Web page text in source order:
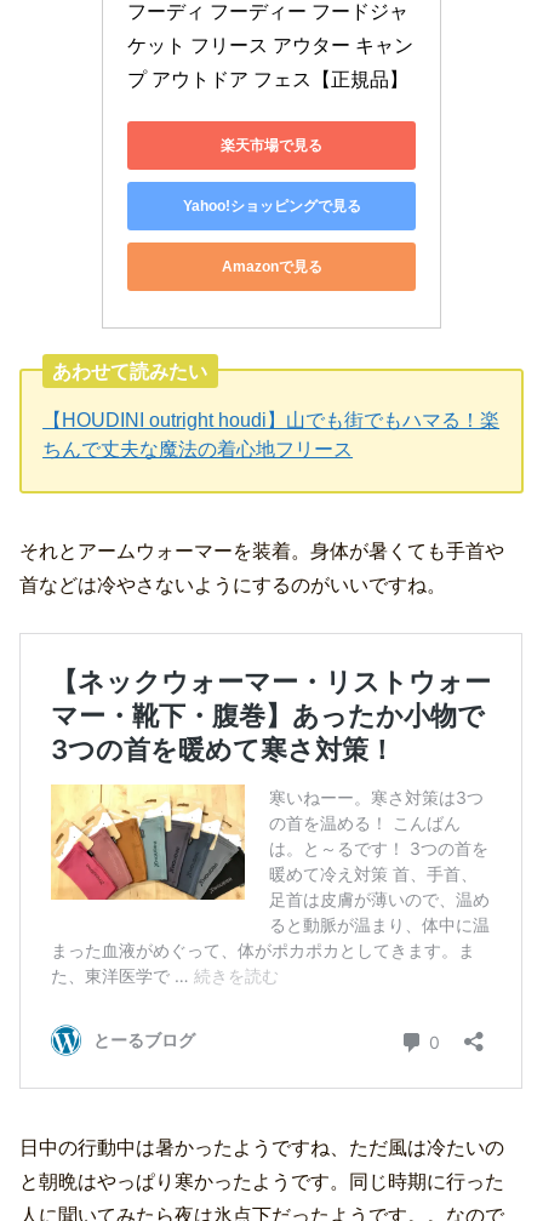
フーディ フーディー フードジャ
ケット フリース アウター キャン
プ アウトドア フェス【正規品】
楽天市場で見る
Yahoo!ショッピングで見る
Amazonで見る
あわせて読みたい
【HOUDINI outright houdi】山でも街でもハマる！楽
ちんで丈夫な魔法の着心地フリース
それとアームウォーマーを装着。身体が暑くても手首や
首などは冷やさないようにするのがいいですね。
日中の行動中は暑かったようですね、ただ風は冷たいの
と朝晩はやっぱり寒かったようです。同じ時期に行った
人に聞いてみたら夜は氷点下だったようです。。なので